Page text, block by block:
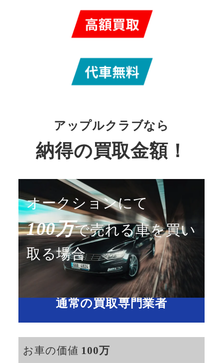
アップルクラブなら
納得の買取金額！
オークションにて
100万で売れる車を買い
取る場合
通常の買取専門業者
お車の価値 100万